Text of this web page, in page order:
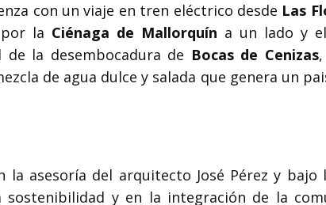
con un viaje en tren eléctrico desde Las
la Ciénaga de Mallorquín a un lado y
la desembocadura de Bocas de Cenizas
de agua dulce y salada que genera un
la asesoría del arquitecto José Pérez y
y en la integración de la